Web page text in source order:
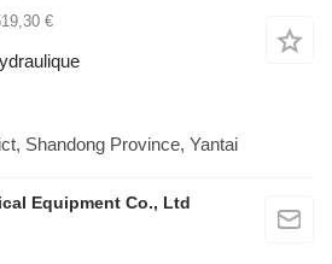
€
Shandong Province, Yantai
Equipment Co., Ltd